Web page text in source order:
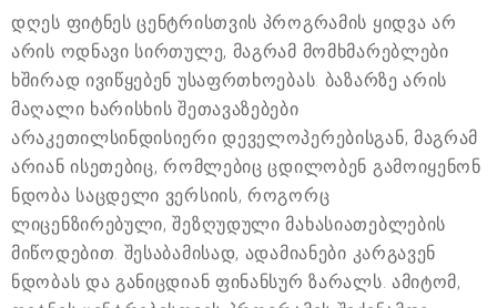
დღეს ფიტნეს ცენტრისთვის პროგრამის ყიდვა არ
არის ოდნავი სირთულე, მაგრამ მომხმარებლები
ხშირად ივიწყებენ უსაფრთხოებას. ბაზარზე არის
მაღალი ხარისხის შეთავაზებები
არაკეთილსინდისიერი დეველოპერებისგან, მაგრამ
არიან ისეთებიც, რომლებიც ცდილობენ გამოიყენონ
ნდობა საცდელი ვერსიის, როგორც
ლიცენზირებული, შეზღუდული მახასიათებლების
მიწოდებით. შესაბამისად, ადამიანები კარგავენ
ნდობას და განიცდიან ფინანსურ ზარალს. ამიტომ,